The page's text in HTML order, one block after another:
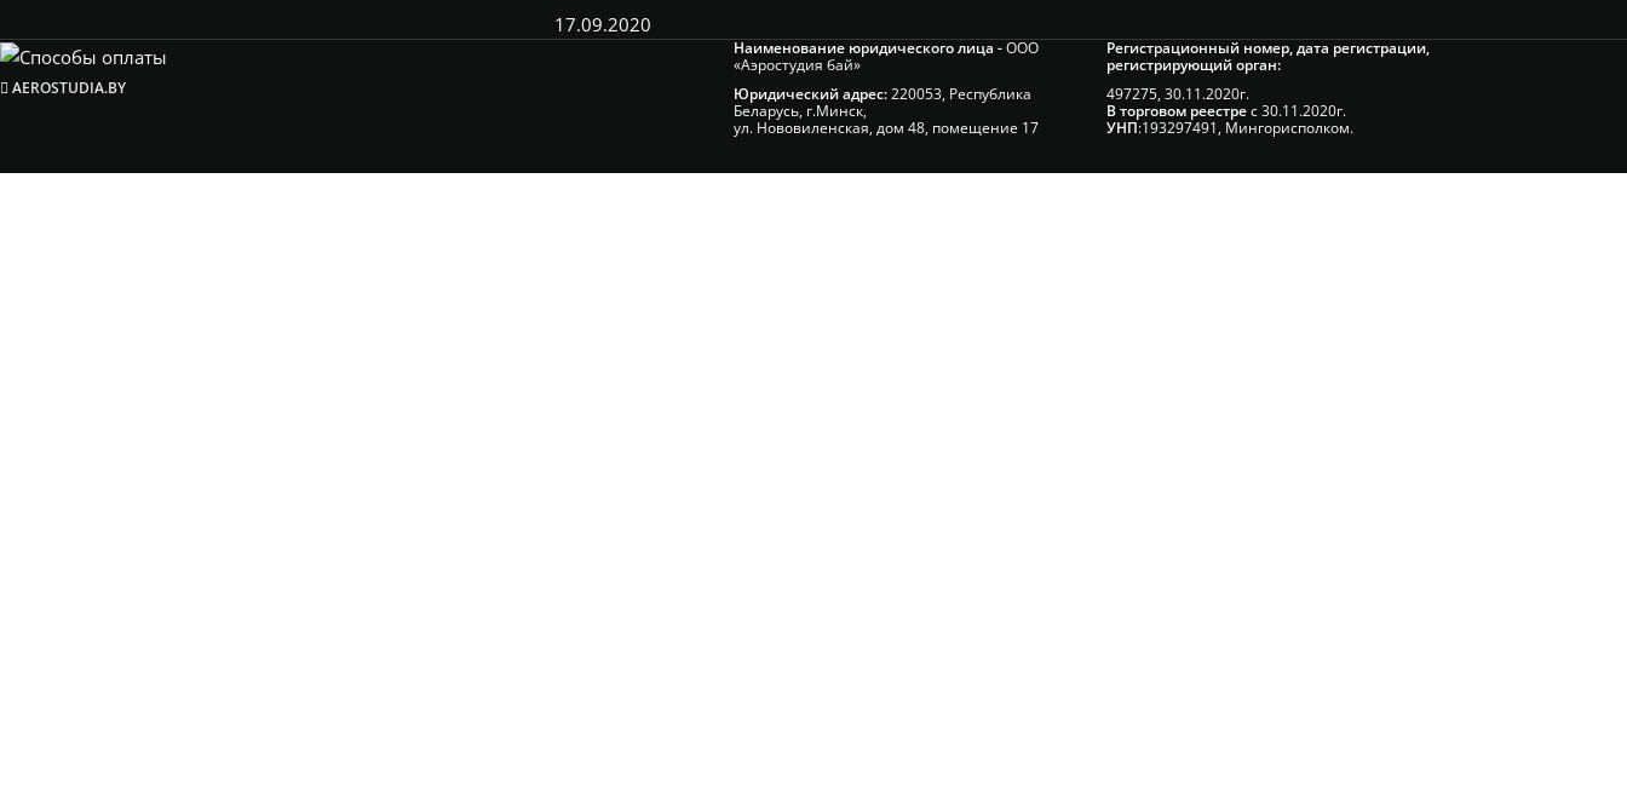
17.09.2020
AEROSTUDIA.BY
Наименование юридического лица -ООО
«Аэростудия бай»
Юридический адрес:220053, Республика
Беларусь, г.Минск,
ул. Нововиленская, дом 48, помещение 17
Регистрационный номер, дата регистрации,
регистрирующий орган:
497275, 30.11.2020г.
В торговом реестрес 30.11.2020г.
УНП:193297491, Мингорисполком.